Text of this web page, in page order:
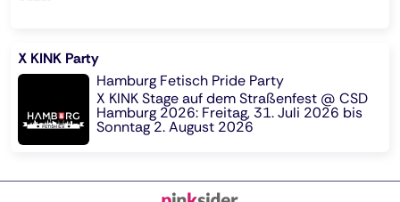
X KINK Party
Hamburg Fetisch Pride Party
X KINK Stage auf dem Straßenfest @ CSD
Hamburg 2026: Freitag, 31. Juli 2026 bis
Sonntag 2. August 2026